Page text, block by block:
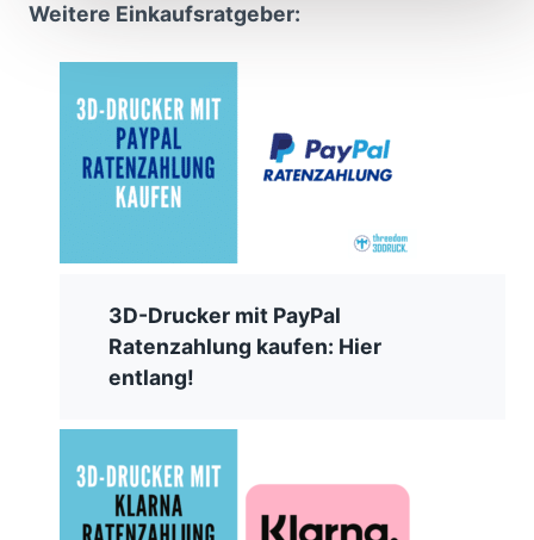
Weitere Einkaufsratgeber:
3D-Drucker mit PayPal
Ratenzahlung kaufen: Hier
entlang!